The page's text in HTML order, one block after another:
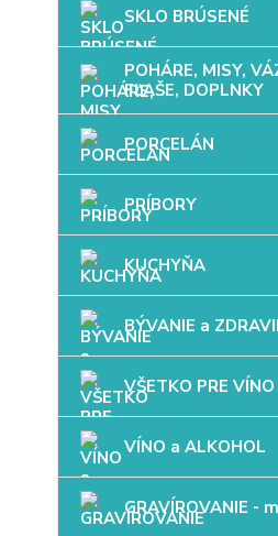
SKLO BRÚSENÉ
POHÁRE, MISY,
FĽAŠE, DOPLNKY
PORCELÁN
PRÍBORY
KUCHYŇA
BÝVANIE a
VŠETKO PRE VÍNO
VÍNO a ALKOHOL
GRAVÍROVANIE -